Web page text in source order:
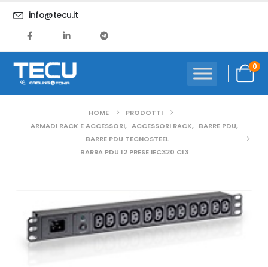
info@tecu.it
0
HOME
PRODOTTI
ARMADI RACK E ACCESSORI, ACCESSORI RACK, BARRE PDU,
BARRE PDU TECNOSTEEL
BARRA PDU 12 PRESE IEC320 C13